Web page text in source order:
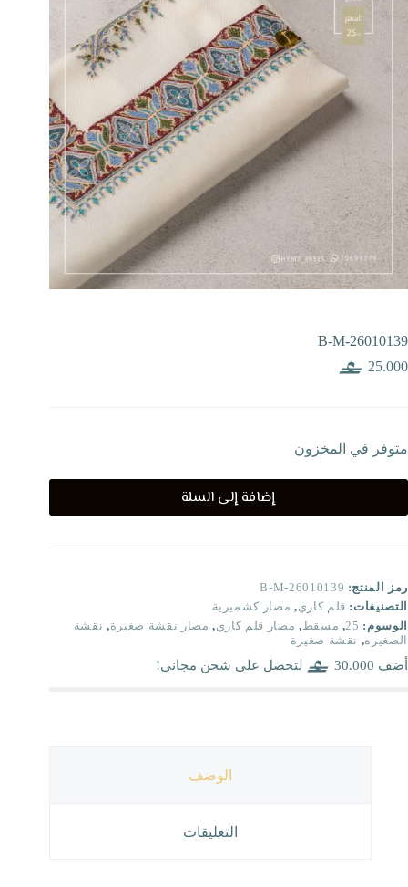
B-M-26010139
25.000
متوفر في المخزون
إضافة إلى السلة
رمز المنتج: B-M-26010139
التصنيفات: قلم كاري, مصار كشميرية
الوسوم: 25
, مسقط, مصار قلم كاري, مصار نقشة صغيرة, نقشة
الصغيره, نقشة صغيرة
أضف 30.000 لتحصل على شحن مجاني!
الوصف
التعليقات